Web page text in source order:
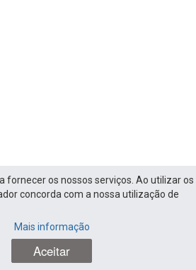
fornecer os nossos serviços. Ao utilizar os
concorda com a nossa utilização de
Mais informação
Aceitar